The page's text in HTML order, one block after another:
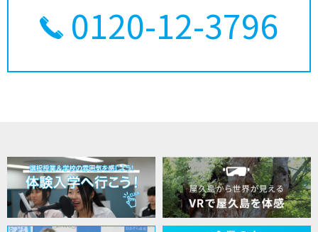
0120-12-3796